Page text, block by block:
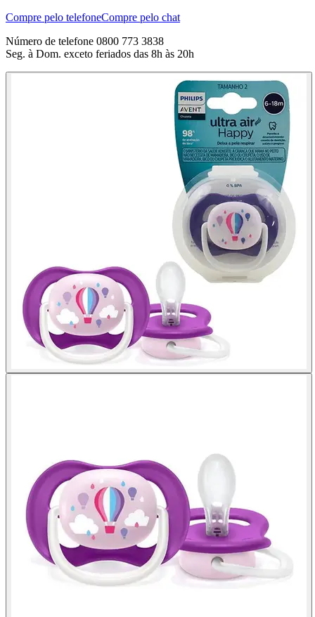
Compre pelo telefoneCompre pelo chat
Número de telefone 0800 773 3838
Seg. à Dom. exceto feriados das 8h às 20h